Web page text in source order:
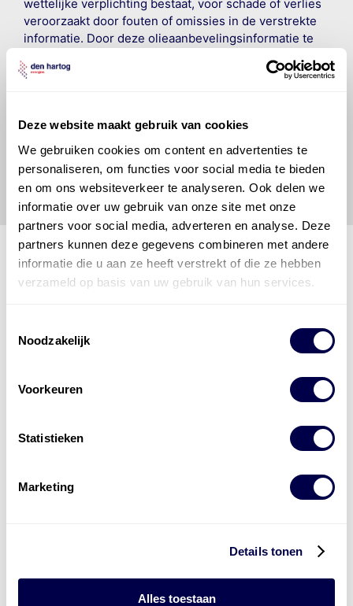
Deze website maakt gebruik van cookies
We gebruiken cookies om content en advertenties te
personaliseren, om functies voor social media te bieden
en om ons websiteverkeer te analyseren. Ook delen we
informatie over uw gebruik van onze site met onze
partners voor social media, adverteren en analyse. Deze
partners kunnen deze gegevens combineren met andere
informatie die u aan ze heeft verstrekt of die ze hebben
verzameld op basis van uw gebruik van hun services.
Noodzakelijk
Voorkeuren
Statistieken
Marketing
Details tonen
Alles toestaan
wettelijke verplichting bestaat, voor schade of verlies
veroorzaakt door fouten of omissies in de verstrekte
informatie. Door deze olieaanbevelingsinformatie te
hij/zij de ervaring, de kennis en het vermogen heeft
vrijwaart en indemniseert de uitgever en
Energiesvoor enig verlies, letsel, claim en schade
veroorzaakt door een onjuiste interpretatie of een
onjuist gebruik van de gepubliceerde gegevens.